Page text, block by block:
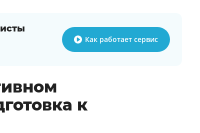
Как работает сервис
к